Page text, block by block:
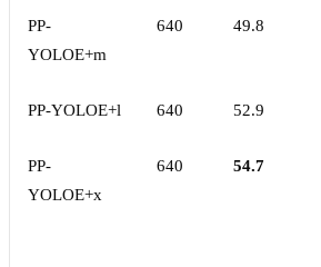
PP-
YOLOE+m
640 49.8
PP-YOLOE+l 640 52.9
PP-
YOLOE+x
640 54.7